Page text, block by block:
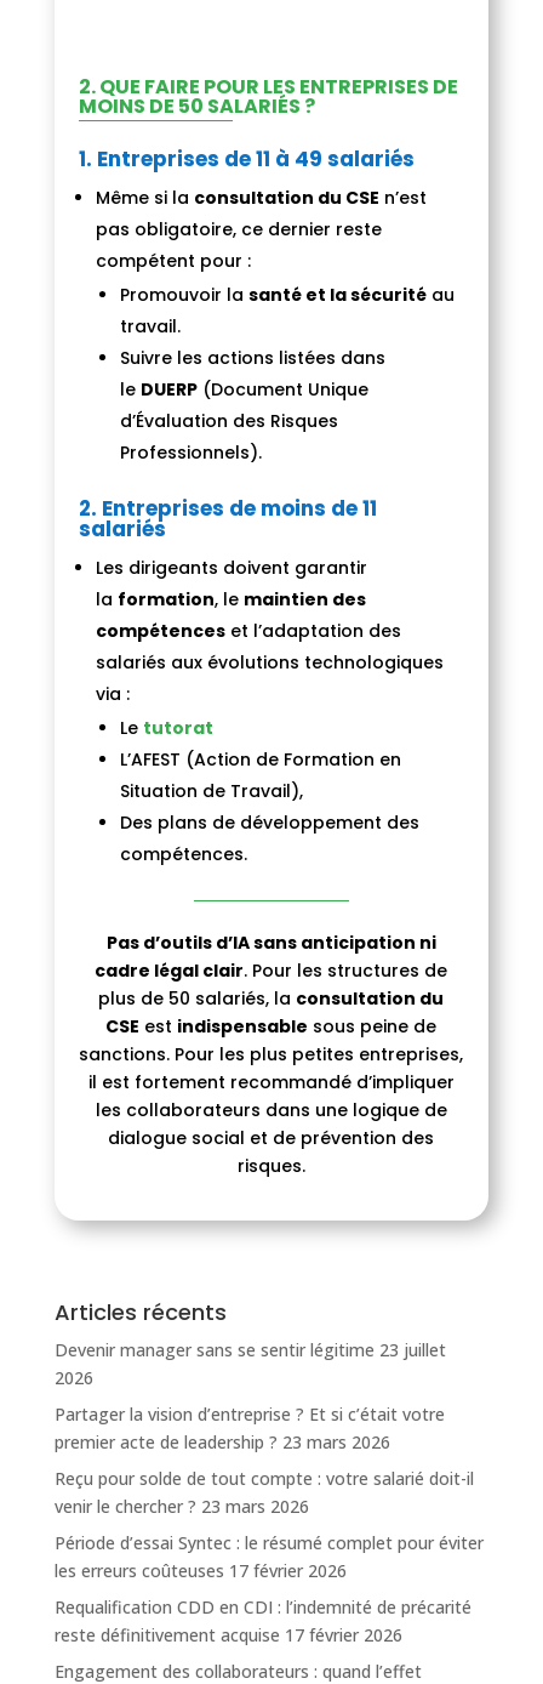
2.QUE FAIRE POUR LES ENTREPRISES DE
MOINS DE 50 SALARIÉS ?
1. Entreprises de 11 à 49 salariés
Même si la consultation du CSE n’est
pas obligatoire, ce dernier reste
compétent pour :
Promouvoir la santé et la sécuritéau
travail.
Suivre les actions listées dans
le DUERP(Document Unique
d’Évaluation des Risques
Professionnels).
2. Entreprises de moins de 11
salariés
Les dirigeants doivent garantir
la formation, le maintien des
compétenceset l’adaptation des
salariés aux évolutions technologiques
via :
Le tutorat
L’AFEST (Action de Formation en
Situation de Travail),
Des plans de développement des
compétences.
Pas d’outils d’IA sans anticipation ni
cadre légal clair. Pour les structures de
plus de 50 salariés, la consultation du
CSE est indispensable sous peine de
sanctions. Pour les plus petites entreprises,
il est fortement recommandé d’impliquer
les collaborateurs dans une logique de
dialogue social et de prévention des
risques.
Articles récents
Devenir manager sans se sentir légitime 23 juillet
2026
Partager la vision d’entreprise ? Et si c’était votre
premier acte de leadership ? 23 mars 2026
Reçu pour solde de tout compte : votre salarié doit-il
venir le chercher ? 23 mars 2026
Période d’essai Syntec : le résumé complet pour éviter
les erreurs coûteuses 17 février 2026
Requalification CDD en CDI : l’indemnité de précarité
reste définitivement acquise 17 février 2026
Engagement des collaborateurs : quand l’effet